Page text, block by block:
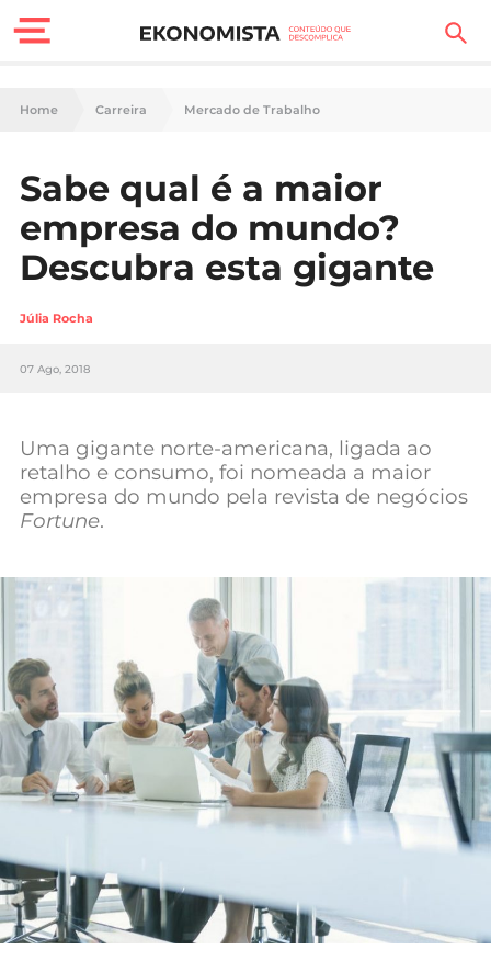
Finanças Pessoais
Carreira
Casa
Lifestyle
Sociedade
Negócios
Mundial 2026
Home Carreira Mercado de Trabalho
Sabe qual é a maior
empresa do mundo?
Descubra esta gigante
Júlia Rocha
07 Ago, 2018
Uma gigante norte-americana, ligada ao
retalho e consumo, foi nomeada a maior
empresa do mundo pela revista de negócios
Fortune.